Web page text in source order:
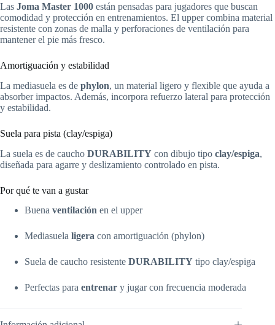
Las Joma Master 1000 están pensadas para jugadores que buscan
comodidad y protección en entrenamientos. El upper combina material
resistente con zonas de malla y perforaciones de ventilación para
mantener el pie más fresco.
Amortiguación y estabilidad
La mediasuela es de phylon, un material ligero y flexible que ayuda a
absorber impactos. Además, incorpora refuerzo lateral para protección
y estabilidad.
Suela para pista (clay/espiga)
La suela es de caucho DURABILITY con dibujo tipo clay/espiga,
diseñada para agarre y deslizamiento controlado en pista.
Por qué te van a gustar
Buena ventilación en el upper
Mediasuela ligera con amortiguación (phylon)
Suela de caucho resistente DURABILITY tipo clay/espiga
Perfectas para entrenar y jugar con frecuencia moderada